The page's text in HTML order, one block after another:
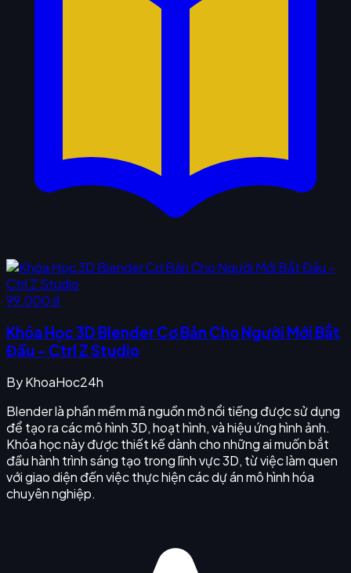
99.000 ₫
Khóa Học 3D Blender Cơ Bản Cho Người Mới Bắt
Đầu - Ctrl Z Studio
ByKhoaHoc24h
Blender là phần mềm mã nguồn mở nổi tiếng được sử dụng
để tạo ra các mô hình 3D, hoạt hình, và hiệu ứng hình ảnh.
Khóa học này được thiết kế dành cho những ai muốn bắt
đầu hành trình sáng tạo trong lĩnh vực 3D, từ việc làm quen
với giao diện đến việc thực hiện các dự án mô hình hóa
chuyên nghiệp.